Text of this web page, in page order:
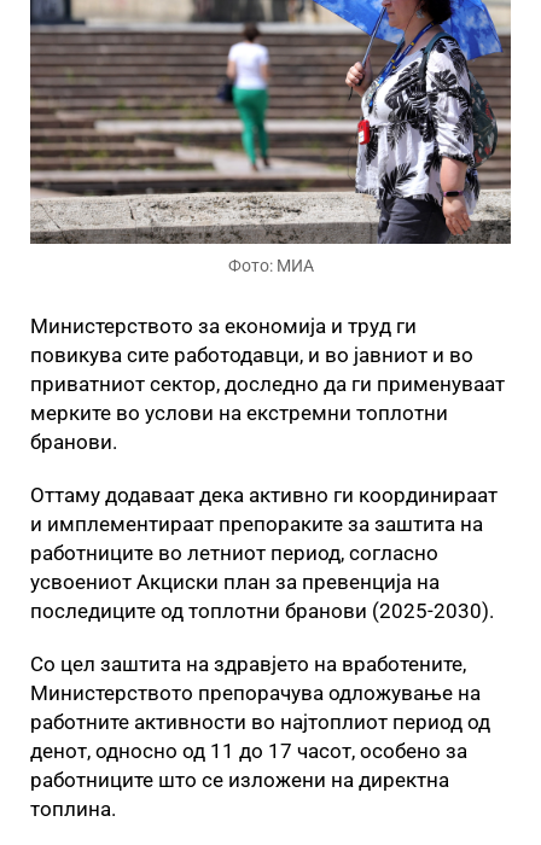
Фото: МИА
Министерството за економија и труд ги
повикува сите работодавци, и во јавниот и во
приватниот сектор, доследно да ги применуваат
мерките во услови на екстремни топлотни
бранови.
Оттаму додаваат дека активно ги координираат
и имплементираат препораките за заштита на
работниците во летниот период, согласно
усвоениот Акциски план за превенција на
последиците од топлотни бранови (2025-2030).
Со цел заштита на здравјето на вработените,
Министерството препорачува одложување на
работните активности во најтоплиот период од
денот, односно од 11 до 17 часот, особено за
работниците што се изложени на директна
топлина.